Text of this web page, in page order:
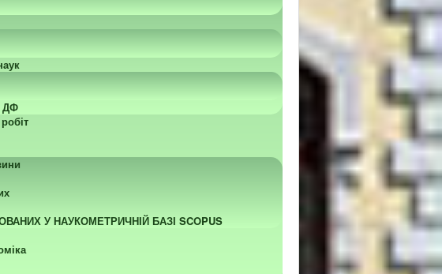
ДФ
У НАУКОМЕТРИЧНІЙ БАЗІ SCOPUS